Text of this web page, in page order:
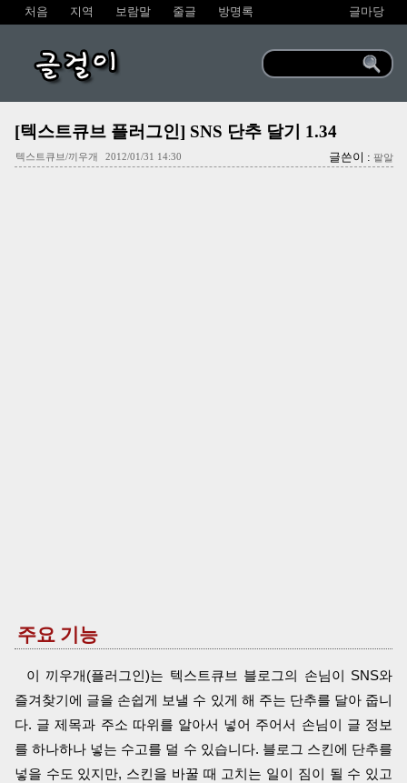
처음 지역 보람말 줄글 방명록 글마당
글걸이
[텍스트큐브 플러그인] SNS 단추 달기 1.34
텍스트큐브/끼우개 2012/01/31 14:30 글쓴이 : 팥알
주요 기능
이 끼우개(플러그인)는 텍스트큐브 블로그의 손님이 SNS와
즐겨찾기에 글을 손쉽게 보낼 수 있게 해 주는 단추를 달아 줍니
다. 글 제목과 주소 따위를 알아서 넣어 주어서 손님이 글 정보
를 하나하나 넣는 수고를 덜 수 있습니다. 블로그 스킨에 단추를
넣을 수도 있지만, 스킨을 바꿀 때 고치는 일이 짐이 될 수 있고